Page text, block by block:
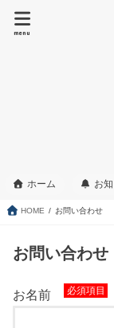
menu
ホーム お
HOME お問い合わせ
お問い合わせ
お名前